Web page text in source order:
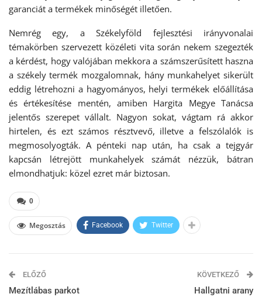
garanciát a termékek minőségét illetően.
Nemrég egy, a Székelyföld fejlesztési irányvonalai
témakörben szervezett közéleti vita során nekem szegezték
a kérdést, hogy valójában mekkora a számszerűsített haszna
a székely termék mozgalomnak, hány munkahelyet sikerült
eddig létrehozni a hagyományos, helyi termékek előállítása
és értékesítése mentén, amiben Hargita Megye Tanácsa
jelentős szerepet vállalt. Nagyon sokat, vágtam rá akkor
hirtelen, és ezt számos résztvevő, illetve a felszólalók is
megmosolyogták. A pénteki nap után, ha csak a tejgyár
kapcsán létrejött munkahelyek számát nézzük, bátran
elmondhatjuk: közel ezret már biztosan.
0
Megosztás Facebook Twitter
ELŐZŐ
Mezítlábas parkot
KÖVETKEZŐ
Hallgatni arany